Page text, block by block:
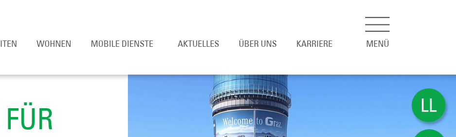
WOHNEN MOBILE DIENSTE AKTUELLES ÜBER UNS KARRIERE MENÜ